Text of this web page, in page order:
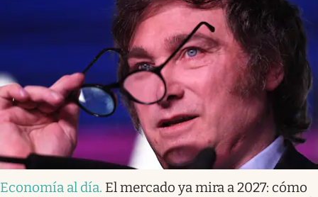
Economía al día. El mercado ya mira a 2027: cómo